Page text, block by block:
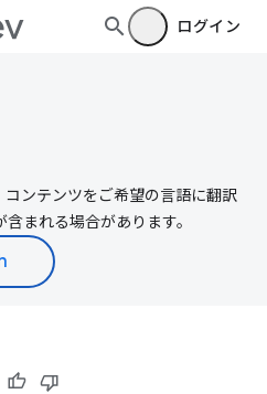
ログイン
ンテンツをご希望の言語に翻訳
まれる場合があります。